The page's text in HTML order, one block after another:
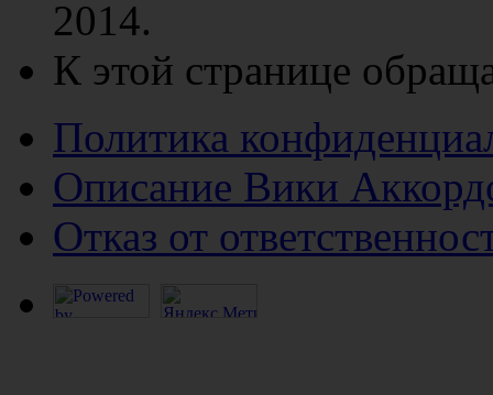
2014.
К этой странице
Политика
Описание Вики
Отказ от